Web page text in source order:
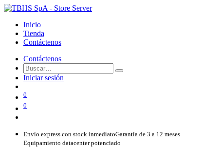
Inicio
Tienda
Contáctenos
Contáctenos
Iniciar sesión
0
0
Envío express con stock inmediatoGarantía de 3 a 12 meses
Equipamiento datacenter potenciado